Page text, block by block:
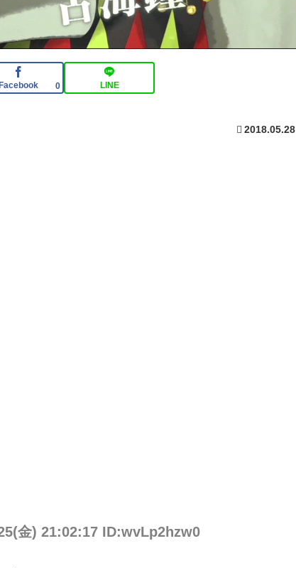
0 LINE
2018.05.28
金) 21:02:17 ID:wvLp2hzw0